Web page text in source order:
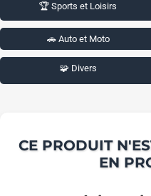
🏆 Sports et Loisirs
🚗 Auto et Moto
🧩 Divers
CE PRODUIT
EN